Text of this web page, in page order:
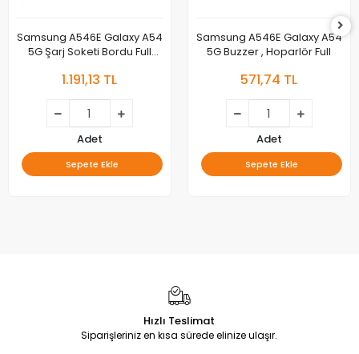
Samsung A546E Galaxy A54
5G Şarj Soketi Bordu Full
1.191,13 TL
Adet
Sepete Ekle
Samsung A546E Galaxy A54
5G Buzzer , Hoparlör Full
571,74 TL
Adet
Sepete Ekle
Hızlı Teslimat
Siparişleriniz en kısa sürede elinize ulaşır.